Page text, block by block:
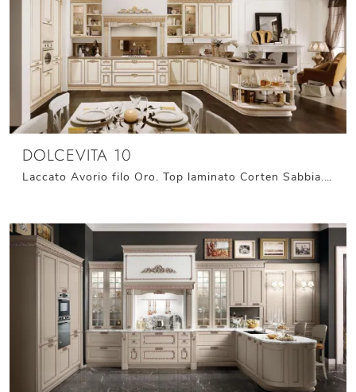
DOLCEVITA 10
Laccato Avorio filo Oro. Top laminato Corten Sabbia. Maniglie finitura Oro opaco anticato.